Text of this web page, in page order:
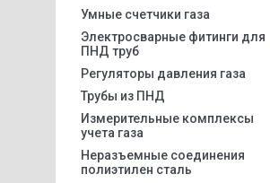
Умные счетчики газа
Электросварные фитинги для
ПНД труб
Регуляторы давления газа
Трубы из ПНД
Измерительные комплексы
учета газа
Неразъемные соединения
полиэтилен сталь